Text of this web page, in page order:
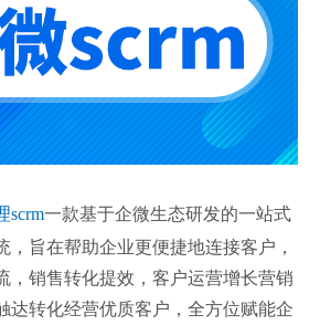
scrm一款基于企微生态研发的一站式
，旨在帮助企业更便捷地连接客户，
，销售转化提效，客户运营增长营销
达转化经营优质客户，全方位赋能企